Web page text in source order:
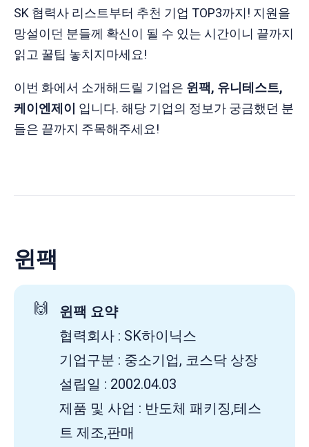
SK 협력사 리스트부터 추천 기업 TOP3까지! 지원을
망설이던 분들께 확신이 될 수 있는 시간이니 끝까지
읽고 꿀팁 놓치지마세요!
이번 화에서 소개해드릴 기업은 윈팩, 유니테스트,
케이엔제이 입니다. 해당 기업의 정보가 궁금했던 분
들은 끝까지 주목해주세요!
윈팩
🙌
윈팩 요약
협력회사 : SK하이닉스
기업구분 : 중소기업, 코스닥 상장
설립일 : 2002.04.03
제품 및 사업 : 반도체 패키징,테스
트 제조,판매